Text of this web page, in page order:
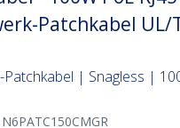
Patchkabel
Patchkabel | Snagless |
N6PATC150CMGR